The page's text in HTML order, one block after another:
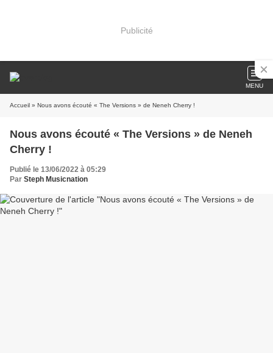
Publicité
MENU
Accueil » Nous avons écouté « The Versions » de Neneh Cherry !
Nous avons écouté « The Versions » de Neneh
Cherry !
Publié le 13/06/2022 à 05:29
Par Steph Musicnation